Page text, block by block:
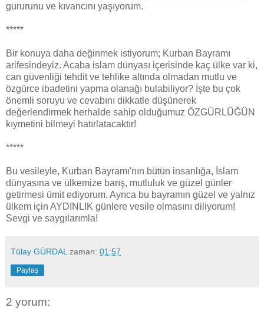
gururunu ve kıvancını yaşıyorum.
*****
Bir konuya daha değinmek istiyorum; Kurban Bayramı
arifesindeyiz. Acaba islam dünyası içerisinde kaç ülke var ki,
can güvenliği tehdit ve tehlike altında olmadan mutlu ve
özgürce ibadetini yapma olanağı bulabiliyor? İşte bu çok
önemli soruyu ve cevabını dikkatle düşünerek
değerlendirmek herhalde sahip olduğumuz ÖZGÜRLÜĞÜN
kıymetini bilmeyi hatırlatacaktır!
*****
Bu vesileyle, Kurban Bayramı'nın bütün insanlığa, İslam
dünyasına ve ülkemize barış, mutluluk ve güzel günler
getirmesi ümit ediyorum. Ayrıca bu bayramın güzel ve yalnız
ülkem için AYDINLIK günlere vesile olmasını diliyorum!
Sevgi ve saygılarımla!
Tülay GÜRDAL zaman: 01:57
Paylaş
2 yorum: